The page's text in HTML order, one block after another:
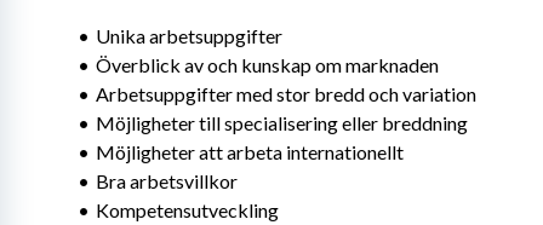
Unika arbetsuppgifter
Överblick av och kunskap om marknaden
Arbetsuppgifter med stor bredd och variation
Möjligheter till specialisering eller breddning
Möjligheter att arbeta internationellt
Bra arbetsvillkor
Kompetensutveckling